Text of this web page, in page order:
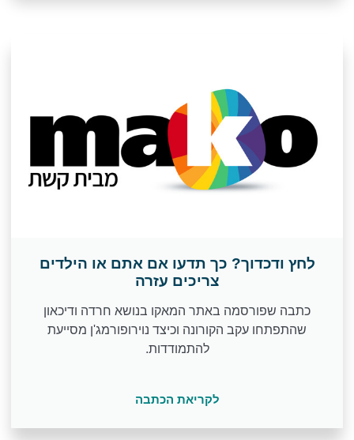
לחץ ודכדוך? כך תדעו אם אתם או הילדים
צריכים עזרה
כתבה שפורסמה באתר המאקו בנושא חרדה ודיכאון
שהתפתחו עקב הקורונה וכיצד נוירופורמג'ן מסייעת
להתמודדות.
לקריאת הכתבה